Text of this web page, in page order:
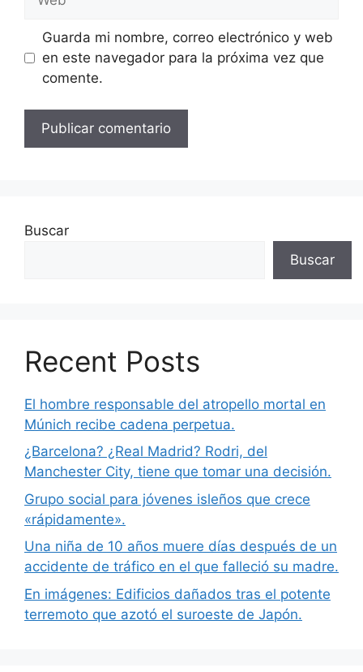
Guarda mi nombre, correo electrónico y web
en este navegador para la próxima vez que
comente.
Buscar
Buscar
Recent Posts
El hombre responsable del atropello mortal en
Múnich recibe cadena perpetua.
¿Barcelona? ¿Real Madrid? Rodri, del
Manchester City, tiene que tomar una decisión.
Grupo social para jóvenes isleños que crece
«rápidamente».
Una niña de 10 años muere días después de un
accidente de tráfico en el que falleció su madre.
En imágenes: Edificios dañados tras el potente
terremoto que azotó el suroeste de Japón.